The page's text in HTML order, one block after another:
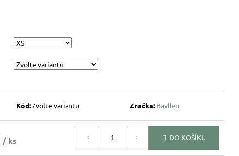
Kód:Zvolte variantu Značka: Bavllen
/ ks DO KOŠÍKU